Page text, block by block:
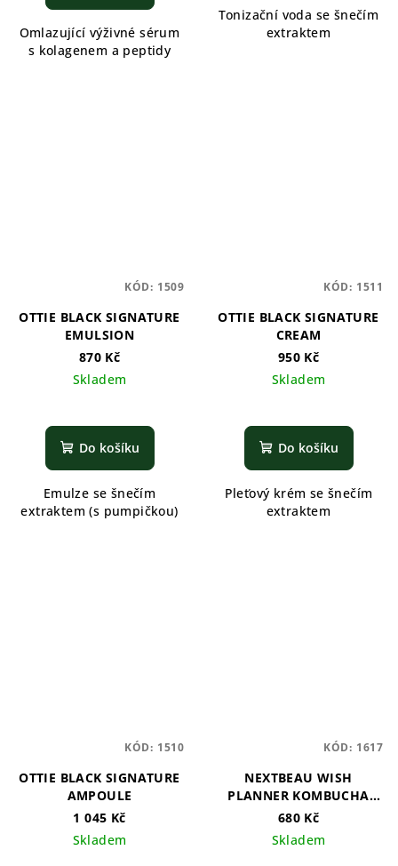
Omlazující výživné sérum
s kolagenem a peptidy
Tonizační voda se šnečím
extraktem
OTTIE BLACK SIGNATURE
EMULSION
870 Kč
Skladem
Do košíku
Emulze se šnečím
extraktem (s pumpičkou)
KÓD: 1509
OTTIE BLACK SIGNATURE
CREAM
950 Kč
Skladem
Do košíku
Pleťový krém se šnečím
extraktem
KÓD: 1511
OTTIE BLACK SIGNATURE
AMPOULE
1 045 Kč
Skladem
KÓD: 1510
NEXTBEAU WISH
PLANNER KOMBUCHA
BIOME TONER
680 Kč
Skladem
KÓD: 1617